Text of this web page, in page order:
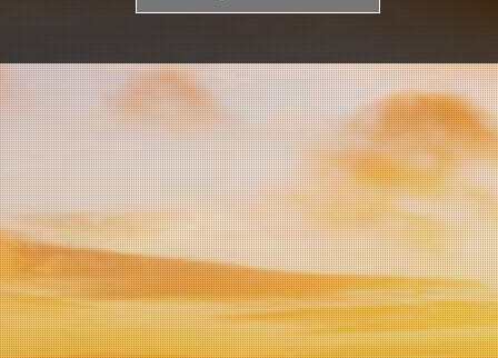
In
winkelwagen
Een goed gemaakte
riesling wijn is in de
wijnwereld de meest